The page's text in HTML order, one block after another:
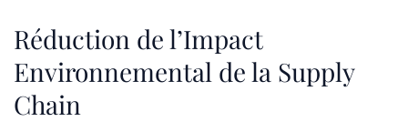
Réduction de l’Impact
Environnemental de la Supply
Chain